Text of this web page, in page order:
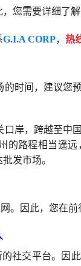
您需要详细了
G.I.A CORP， 热
时间，建议您
岸，跨越至中
的路程相当遥
发市场。
。因此，您在
的社交平台。